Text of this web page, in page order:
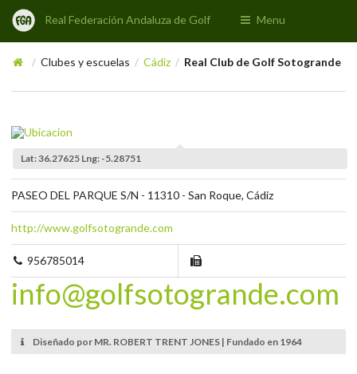
Real Federación Andaluza de Golf Menu
/ Clubes y escuelas / Cádiz / Real Club de Golf Sotogrande
Lat: 36.27625 Lng: -5.28751
PASEO DEL PARQUE S/N - 11310 - San Roque, Cádiz
http://www.golfsotogrande.com
956785014
info@golfsotogrande.com
Diseñado por MR. ROBERT TRENT JONES | Fundado en 1964